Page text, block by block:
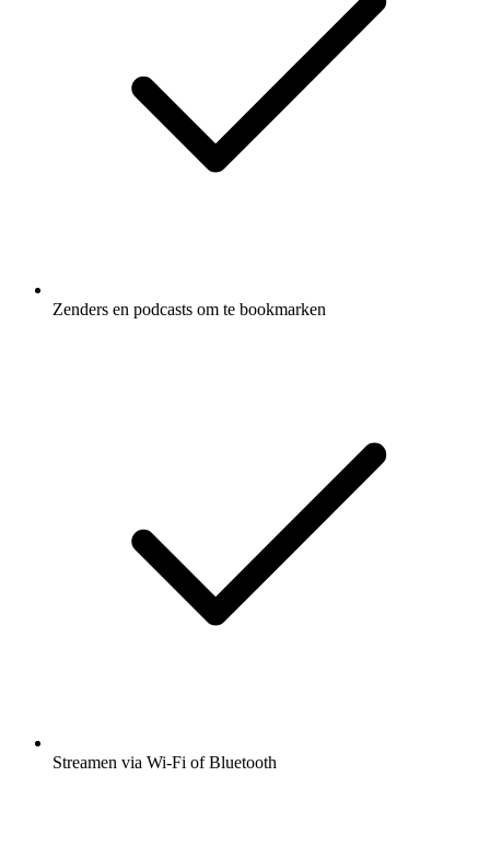
Zenders en podcasts om te bookmarken
Streamen via Wi-Fi of Bluetooth